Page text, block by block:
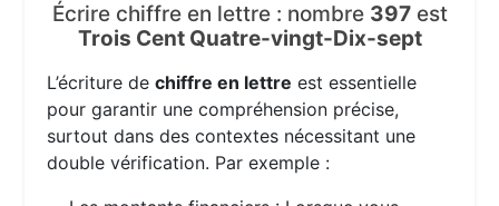
Écrire chiffre en lettre : nombre 397est
Trois Cent Quatre-vingt-Dix-sept
L’écriture dechiffre en lettre est essentielle
pour garantir une compréhension précise,
surtout dans des contextes nécessitant une
double vérification. Par exemple :